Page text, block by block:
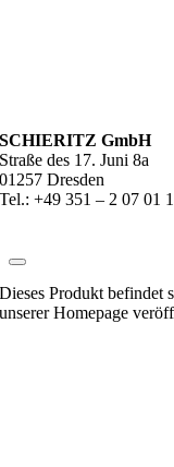
SCHIERITZ GmbH
Straße des 17. Juni 8a
01257 Dresden
Tel.: +49 351 – 2 07 01
Dieses Produkt befindet
unserer Homepage